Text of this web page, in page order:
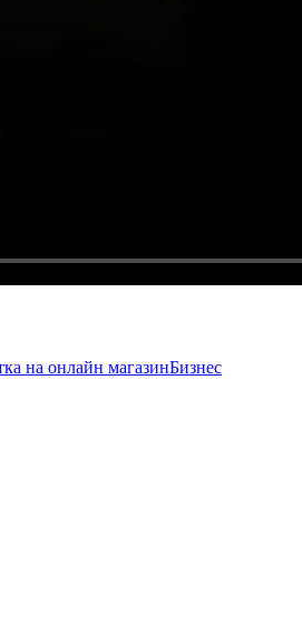
на онлайн магазинБизнес